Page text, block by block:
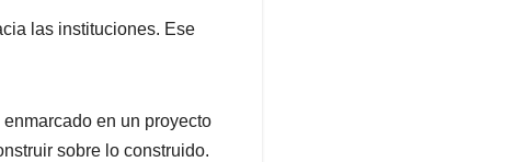
las instituciones. Ese
en un proyecto
sobre lo construido.